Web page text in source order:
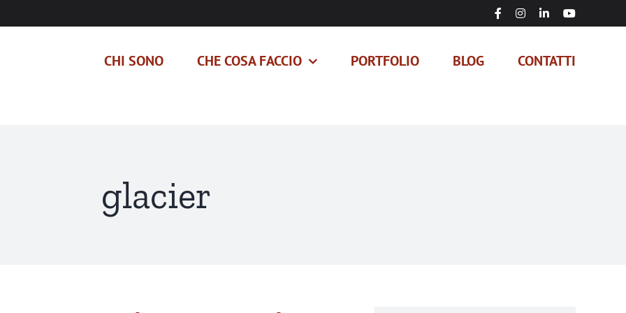
FacebookInstagram
LinkedInYouTube
CHI SONO CHE COSA FACCIO PORTFOLIO BLOG CONTATTI
glacier